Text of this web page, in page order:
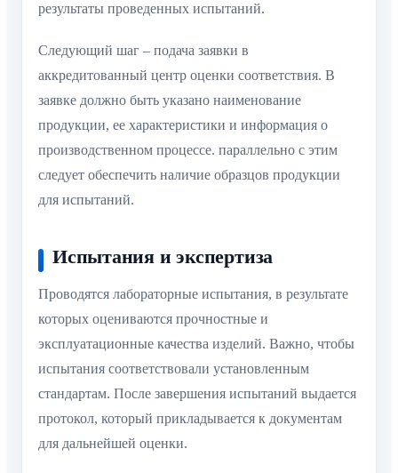
результаты проведенных испытаний.
Следующий шаг – подача заявки в
аккредитованный центр оценки соответствия. В
заявке должно быть указано наименование
продукции, ее характеристики и информация о
производственном процессе. параллельно с этим
следует обеспечить наличие образцов продукции
для испытаний.
Испытания и экспертиза
Проводятся лабораторные испытания, в результате
которых оцениваются прочностные и
эксплуатационные качества изделий. Важно, чтобы
испытания соответствовали установленным
стандартам. После завершения испытаний выдается
протокол, который прикладывается к документам
для дальнейшей оценки.